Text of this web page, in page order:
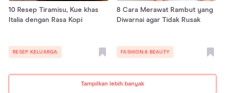
Tampilkan lebih banyak
10 Resep Tiramisu, Kue khas
Italia dengan Rasa Kopi
RESEP KELUARGA
8 Cara Merawat Rambut yang
Diwarnai agar Tidak Rusak
FASHION & BEAUTY